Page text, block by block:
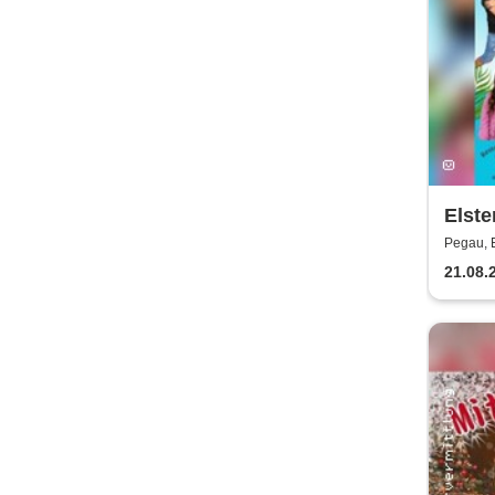
Pegau,